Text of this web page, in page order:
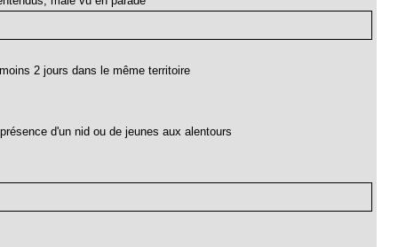
2 jours dans le même territoire
d'un nid ou de jeunes aux alentours